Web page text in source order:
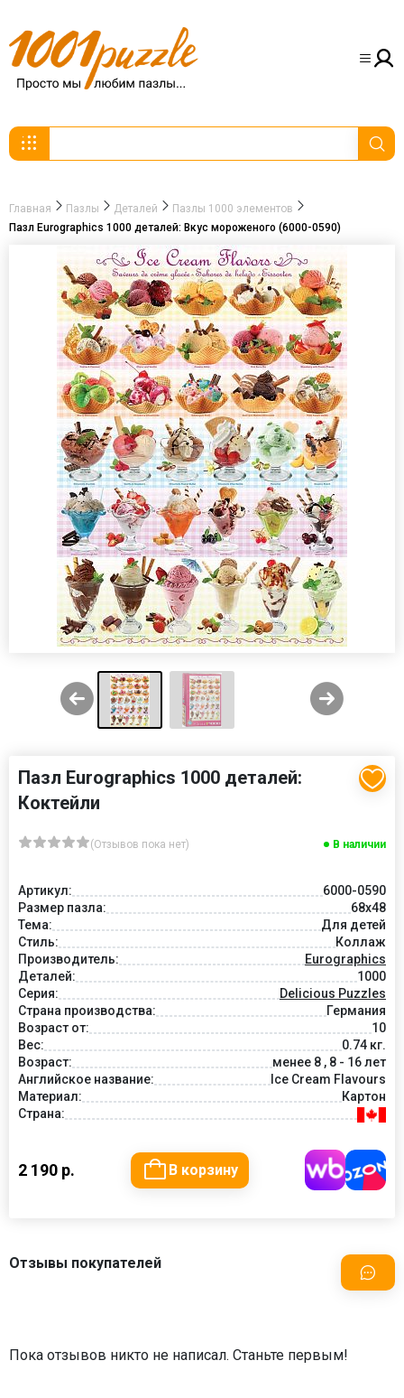
Главная Пазлы Деталей
Пазлы 1000 элементов
Пазл Eurographics 1000 деталей: Вкус мороженого (6000-0590)
Пазл Eurographics 1000 деталей:
Коктейли
(Отзывов пока нет) В наличии
Артикул:
6000-0590
Размер пазла:
68x48
Тема:
Для детей
Стиль:
Коллаж
Производитель:
Eurographics
Деталей:
1000
Серия:
Delicious Puzzles
Страна производства:
Германия
Возраст от:
10
Вес:
0.74 кг.
Возраст:
менее 8 , 8 - 16 лет
Английское название:
Ice Cream Flavours
Материал:
Картон
Страна:
2 190 р. В корзину
Отзывы покупателей
Пока отзывов никто не написал. Станьте первым!